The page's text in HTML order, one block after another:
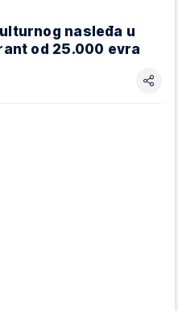
nasleđa u
od 25.000 evra